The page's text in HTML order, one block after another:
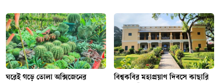
ঘরেই গড়ে তোলা অক্সিজেনের
বিশ্বকবির মহাপ্রয়াণ দিবসে কাছারি